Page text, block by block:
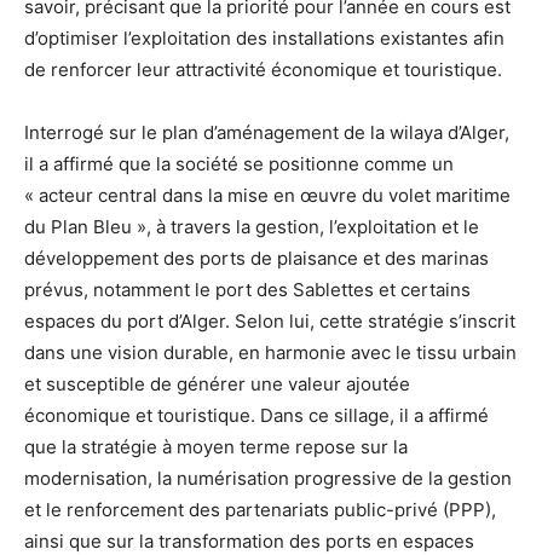
savoir, précisant que la priorité pour l’année en cours est
d’optimiser l’exploitation des installations existantes afin
de renforcer leur attractivité économique et touristique.
Interrogé sur le plan d’aménagement de la wilaya d’Alger,
il a affirmé que la société se positionne comme un
« acteur central dans la mise en œuvre du volet maritime
du Plan Bleu », à travers la gestion, l’exploitation et le
développement des ports de plaisance et des marinas
prévus, notamment le port des Sablettes et certains
espaces du port d’Alger. Selon lui, cette stratégie s’inscrit
dans une vision durable, en harmonie avec le tissu urbain
et susceptible de générer une valeur ajoutée
économique et touristique. Dans ce sillage, il a affirmé
que la stratégie à moyen terme repose sur la
modernisation, la numérisation progressive de la gestion
et le renforcement des partenariats public-privé (PPP),
ainsi que sur la transformation des ports en espaces